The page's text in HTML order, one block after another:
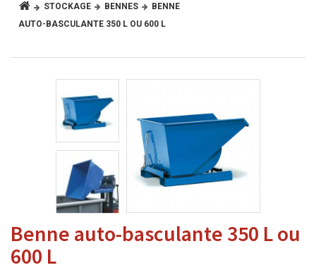
STOCKAGE BENNES
BENNE
AUTO-BASCULANTE 350 L OU 600 L
Benne auto-basculante 350 L ou
600 L